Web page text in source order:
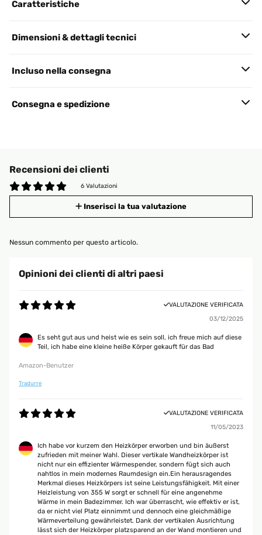
Caratteristiche
Dimensioni & dettagli tecnici
Incluso nella consegna
Consegna e spedizione
Recensioni dei clienti
6 Valutazioni
Inserisci la tua valutazione
Nessun commento per questo articolo.
Opinioni dei clienti di altri paesi
VALUTAZIONE VERIFICATA
03/12/2025
Es seht gut aus und heist wie es sein soll, ich freue mich auf diese
Teil, ich habe eine kleine heiße Körper gekauft für das Bad
Amazon-Benutzer
Tradurre
VALUTAZIONE VERIFICATA
11/05/2023
Ich habe vor kurzem den Heizkörper erworben und bin äußerst
zufrieden mit meiner Wahl. Dieser vertikale Wandheizkörper ist
nicht nur ein effizienter Wärmespender, sondern fügt sich auch
nahtlos in mein modernes Raumdesign ein.Ein herausragendes
Merkmal dieses Heizkörpers ist seine Leistungsfähigkeit. Mit einer
Heizleistung von 355 W sorgt er schnell für eine angenehme
Wärme in mein Badezimmer. Ich war überrascht, wie effektiv er ist,
da er nicht viel Platz einnimmt und dennoch eine gleichmäßige
Wärmeverteilung gewährleistet. Dank der vertikalen Ausrichtung
lässt sich der Heizkörper platzsparend an der Wand montieren und